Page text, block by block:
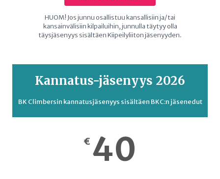
HUOM! Jos junnu osallistuu kansallisiin ja/tai
kansainvälisiin kilpailuihin, junnulla täytyy olla
täysjäsenyys sisältäen Kiipeilyliiton jäsenyyden.
Kannatus-jäsenyys 2026
BK Climbersin kannatusjäsenyys sisältäen BKC:n jäsenedut
€ 40